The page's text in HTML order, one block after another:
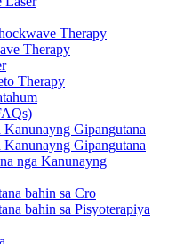
Therapy
Therapy
Therapy
Gipangutana
Gipangutana
nga Kanunayng
bahin sa Cro
bahin sa Pisyoterapiya